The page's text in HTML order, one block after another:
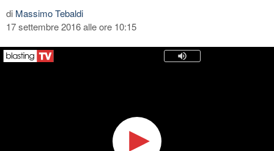
di Massimo Tebaldi
17 settembre 2016 alle ore 10:15